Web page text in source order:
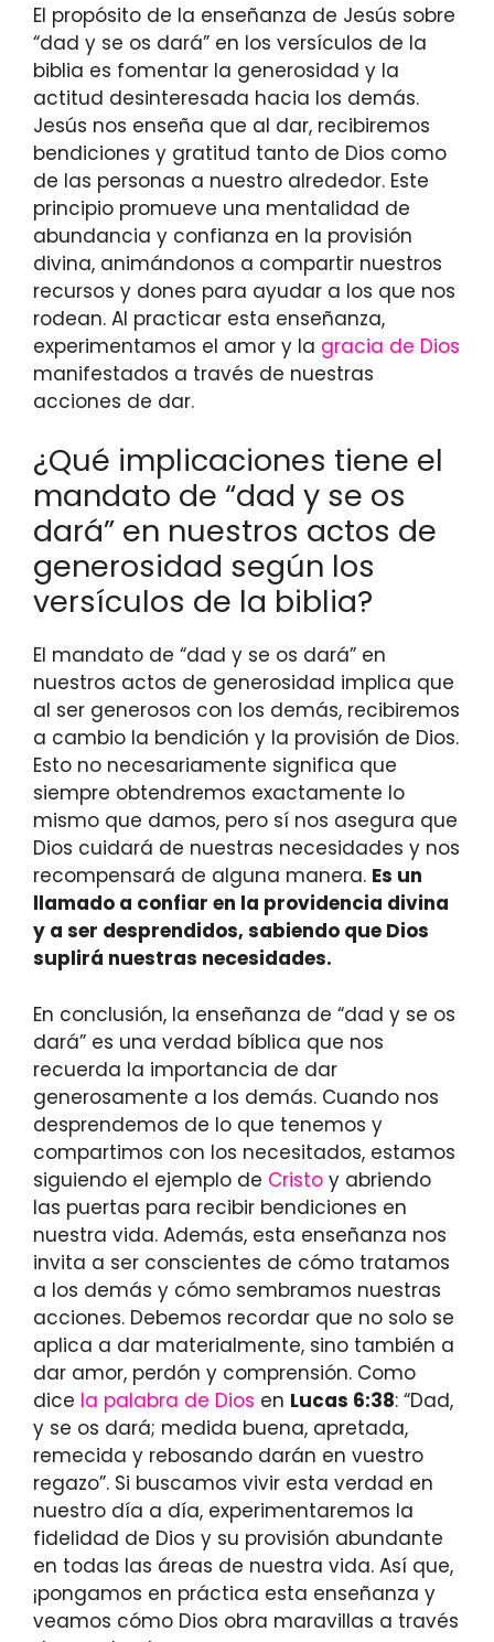
El propósito de la enseñanza de Jesús sobre
“dad y se os dará” en los versículos de la
biblia es fomentar la generosidad y la
actitud desinteresada hacia los demás.
Jesús nos enseña que al dar, recibiremos
bendiciones y gratitud tanto de Dios como
de las personas a nuestro alrededor. Este
principio promueve una mentalidad de
abundancia y confianza en la provisión
divina, animándonos a compartir nuestros
recursos y dones para ayudar a los que nos
rodean. Al practicar esta enseñanza,
experimentamos el amor y la gracia de Dios
manifestados a través de nuestras
acciones de dar.
¿Qué implicaciones tiene el
mandato de “dad y se os
dará” en nuestros actos de
generosidad según los
versículos de la biblia?
El mandato de “dad y se os dará” en
nuestros actos de generosidad implica que
al ser generosos con los demás, recibiremos
a cambio la bendición y la provisión de Dios.
Esto no necesariamente significa que
siempre obtendremos exactamente lo
mismo que damos, pero sí nos asegura que
Dios cuidará de nuestras necesidades y nos
recompensará de alguna manera. Es un
llamado a confiar en la providencia divina
y a ser desprendidos, sabiendo que Dios
suplirá nuestras necesidades.
En conclusión, la enseñanza de “dad y se os
dará” es una verdad bíblica que nos
recuerda la importancia de dar
generosamente a los demás. Cuando nos
desprendemos de lo que tenemos y
compartimos con los necesitados, estamos
siguiendo el ejemplo de Cristo y abriendo
las puertas para recibir bendiciones en
nuestra vida. Además, esta enseñanza nos
invita a ser conscientes de cómo tratamos
a los demás y cómo sembramos nuestras
acciones. Debemos recordar que no solo se
aplica a dar materialmente, sino también a
dar amor, perdón y comprensión. Como
dice la palabra de Dios en Lucas 6:38: “Dad,
y se os dará; medida buena, apretada,
remecida y rebosando darán en vuestro
regazo”. Si buscamos vivir esta verdad en
nuestro día a día, experimentaremos la
fidelidad de Dios y su provisión abundante
en todas las áreas de nuestra vida. Así que,
¡pongamos en práctica esta enseñanza y
veamos cómo Dios obra maravillas a través